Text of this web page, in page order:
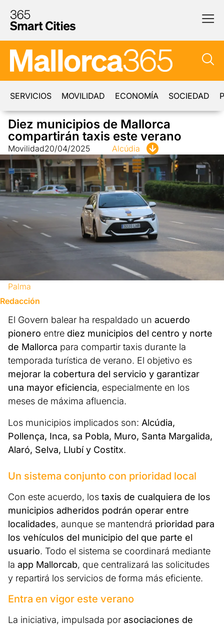
SERVICIOS MOVILIDAD ECONOMÍA SOCIEDAD
Diez municipios de Mallorca
compartirán taxis este verano
Movilidad20/04/2025 Alcúdia
Palma
Redacción
El Govern balear ha respaldado un acuerdo
pionero entre diez municipios del centro y norte
de Mallorca para compartir taxis durante la
temporada turística de verano. El objetivo es
mejorar la cobertura del servicio y garantizar
una mayor eficiencia, especialmente en los
meses de máxima afluencia.
Los municipios implicados son: Alcúdia,
Pollença, Inca, sa Pobla, Muro, Santa Margalida,
Alaró, Selva, Llubí y Costitx.
Un sistema conjunto con prioridad local
Con este acuerdo, los taxis de cualquiera de los
municipios adheridos podrán operar entre
localidades, aunque se mantendrá prioridad para
los vehículos del municipio del que parte el
usuario. Todo el sistema se coordinará mediante
la app Mallorcab, que centralizará las solicitudes
y repartirá los servicios de forma más eficiente.
Entra en vigor este verano
La iniciativa, impulsada por asociaciones de